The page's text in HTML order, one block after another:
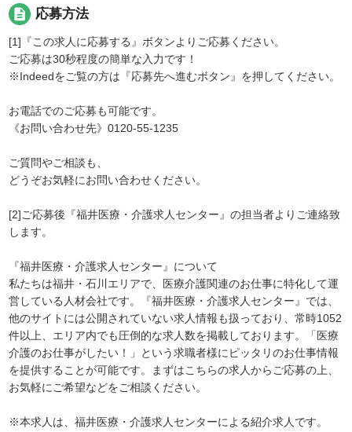
description 応募方法
[1]『この求人に応募する』ボタンよりご応募ください。
ご応募は30秒程度の簡単な入力です！
※Indeedをご覧の方は『応募先へ進むボタン』を押してください。
お電話でのご応募も可能です。
《お問い合わせ先》0120-55-1235
ご質問やご相談も、
どうぞお気軽にお問い合わせください。
[2]ご応募後『福井医療・介護求人センター』の担当者よりご連絡致
します。
『福井医療・介護求人センター』について
私たちは福井・石川エリアで、医療介護関連のお仕事に特化して運
営している人材会社です。『福井医療・介護求人センター』では、
他のサイトには公開されていない求人情報も扱っており、常時1052
件以上、エリア内でも圧倒的な求人数を掲載しております。「医療
介護のお仕事がしたい！」という求職者様にピッタリのお仕事情報
を提供することが可能です。まずはこちらの求人からご応募の上、
お気軽にご希望などをご相談ください。
※本求人は、福井医療・介護求人センターによる紹介求人です。